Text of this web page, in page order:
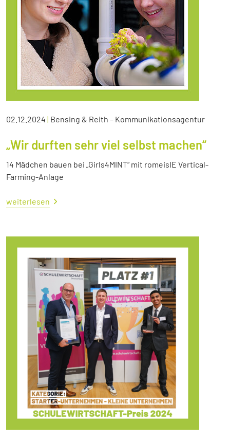
02.12.2024 | Bensing & Reith – Kommunikationsagentur
„Wir durften sehr viel selbst machen“
14 Mädchen bauen bei „Girls4MINT“ mit romeisIE Vertical-
Farming-Anlage
weiterlesen